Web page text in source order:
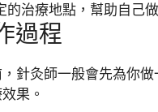
的治療地點，幫助自己
過程
針灸師一般會先為你
果。